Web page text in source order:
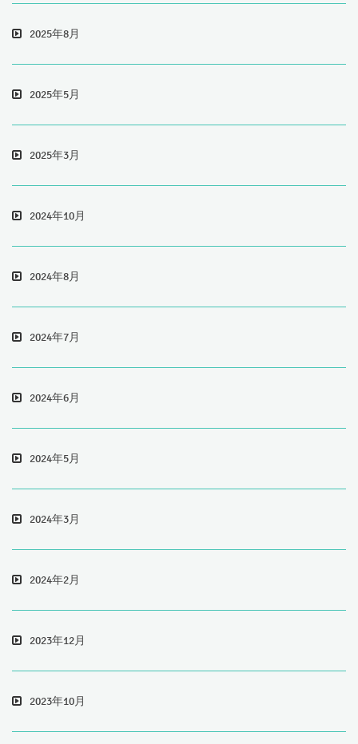
2025年8月
2025年5月
2025年3月
2024年10月
2024年8月
2024年7月
2024年6月
2024年5月
2024年3月
2024年2月
2023年12月
2023年10月